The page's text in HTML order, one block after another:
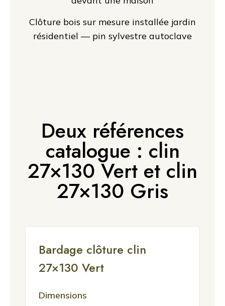
Clôture bois sur mesure installée jardin
résidentiel — pin sylvestre autoclave
Deux références
catalogue : clin
27×130 Vert et clin
27×130 Gris
Bardage clôture clin
27×130 Vert
Dimensions